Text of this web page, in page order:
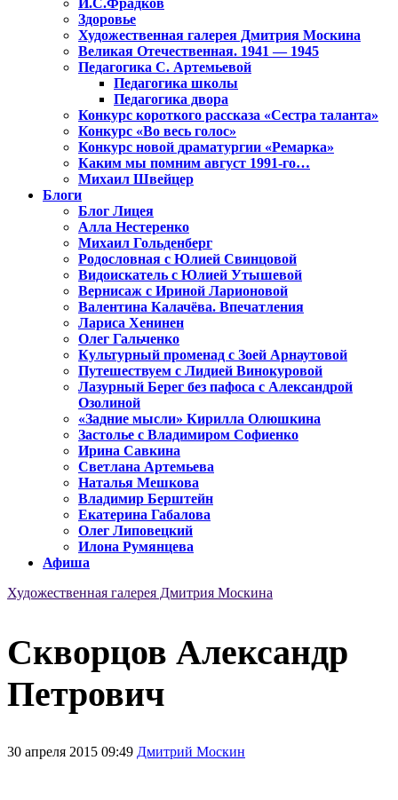
И.С.Фрадков
Здоровье
Художественная галерея Дмитрия Москина
Великая Отечественная. 1941 — 1945
Педагогика С. Артемьевой
Педагогика школы
Педагогика двора
Конкурс короткого рассказа «Сестра таланта»
Конкурс «Во весь голос»
Конкурс новой драматургии «Ремарка»
Каким мы помним август 1991-го…
Михаил Швейцер
Блоги
Блог Лицея
Алла Нестеренко
Михаил Гольденберг
Родословная с Юлией Свинцовой
Видоискатель с Юлией Утышевой
Вернисаж с Ириной Ларионовой
Валентина Калачёва. Впечатления
Лариса Хенинен
Олег Гальченко
Культурный променад с Зоей Арнаутовой
Путешествуем с Лидией Винокуровой
Лазурный Берег без пафоса с Александрой
Озолиной
«Задние мысли» Кирилла Олюшкина
Застолье с Владимиром Софиенко
Ирина Савкина
Светлана Артемьева
Наталья Мешкова
Владимир Берштейн
Екатерина Габалова
Олег Липовецкий
Илона Румянцева
Афиша
Художественная галерея Дмитрия Москина
Скворцов Александр
Петрович
30 апреля 2015 09:49 Дмитрий Москин